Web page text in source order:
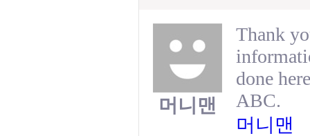
머니맨
Thank
done
ABC.
머니맨